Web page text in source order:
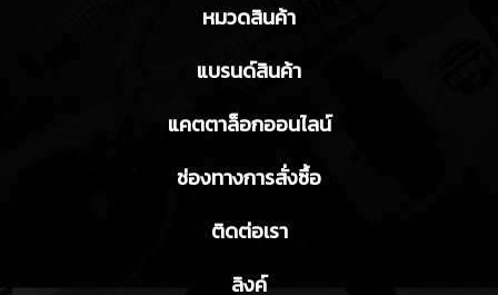
หมวดสินค้า
แบรนด์สินค้า
แคตตาล็อกออนไลน์
ช่องทางการสั่งซื้อ
ติดต่อเรา
ลิงค์